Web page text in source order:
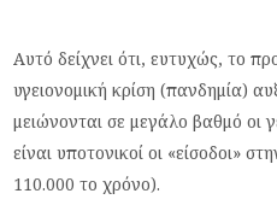
Αυτό δείχνει ότι, ευτυχώς, το
υγειονομική κρίση (πανδημία)
μειώνονται σε μεγάλο βαθμό οι
είναι υποτονικοί οι «είσοδοι»
110.000 το χρόνο).